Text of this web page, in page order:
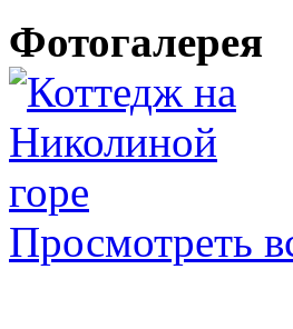
Фотогалерея
Просмотреть